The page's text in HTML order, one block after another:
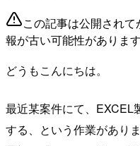
この記事は公開され
報が古い可能性がありま
どうもこんにちは。
最近某案件にて、EXCEL
する、という作業がありま